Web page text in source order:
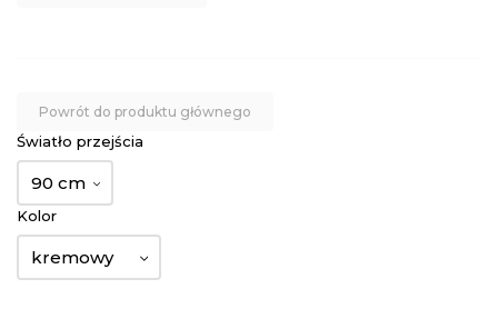
Powrót do produktu głównego
Światło przejścia
90 cm
Kolor
kremowy